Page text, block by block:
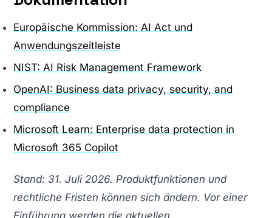
Europäische Kommission: AI Act und
Anwendungszeitleiste
NIST: AI Risk Management Framework
OpenAI: Business data privacy, security, and
compliance
Microsoft Learn: Enterprise data protection in
Microsoft 365 Copilot
Stand: 31. Juli 2026. Produktfunktionen und
rechtliche Fristen können sich ändern. Vor einer
Einführung werden die aktuellen